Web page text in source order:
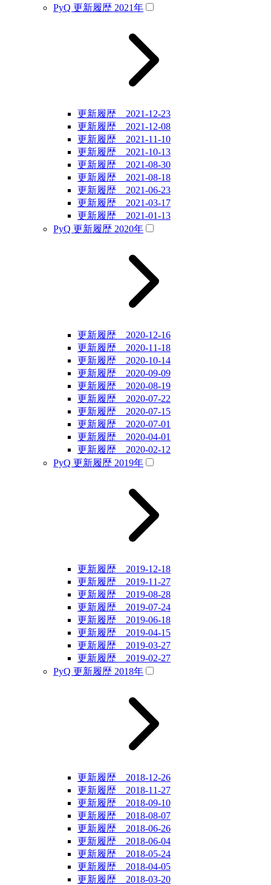
PyQ 更新履歴 2021年
更新履歴 2021-12-23
更新履歴 2021-12-08
更新履歴 2021-11-10
更新履歴 2021-10-13
更新履歴 2021-08-30
更新履歴 2021-08-18
更新履歴 2021-06-23
更新履歴 2021-03-17
更新履歴 2021-01-13
PyQ 更新履歴 2020年
更新履歴 2020-12-16
更新履歴 2020-11-18
更新履歴 2020-10-14
更新履歴 2020-09-09
更新履歴 2020-08-19
更新履歴 2020-07-22
更新履歴 2020-07-15
更新履歴 2020-07-01
更新履歴 2020-04-01
更新履歴 2020-02-12
PyQ 更新履歴 2019年
更新履歴 2019-12-18
更新履歴 2019-11-27
更新履歴 2019-08-28
更新履歴 2019-07-24
更新履歴 2019-06-18
更新履歴 2019-04-15
更新履歴 2019-03-27
更新履歴 2019-02-27
PyQ 更新履歴 2018年
更新履歴 2018-12-26
更新履歴 2018-11-27
更新履歴 2018-09-10
更新履歴 2018-08-07
更新履歴 2018-06-26
更新履歴 2018-06-04
更新履歴 2018-05-24
更新履歴 2018-04-05
更新履歴 2018-03-20